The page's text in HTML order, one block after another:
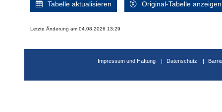
Tabelle aktualisieren Original-Tabelle anzeigen
Letzte Änderung am 04.08.2026 13:29
Impressum und Haftung Datenschutz